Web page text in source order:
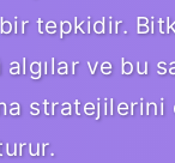
tepkidir.
ve bu
stratejilerini